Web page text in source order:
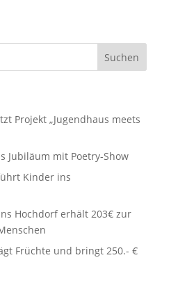
Projekt „Jugendhaus meets
Jubiläum mit Poetry-Show
Kinder ins
Hochdorf erhält 203€ zur
Früchte und bringt 250.- €